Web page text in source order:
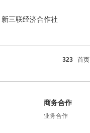
新三联经济合作社
323 首页
商务合作
业务合作